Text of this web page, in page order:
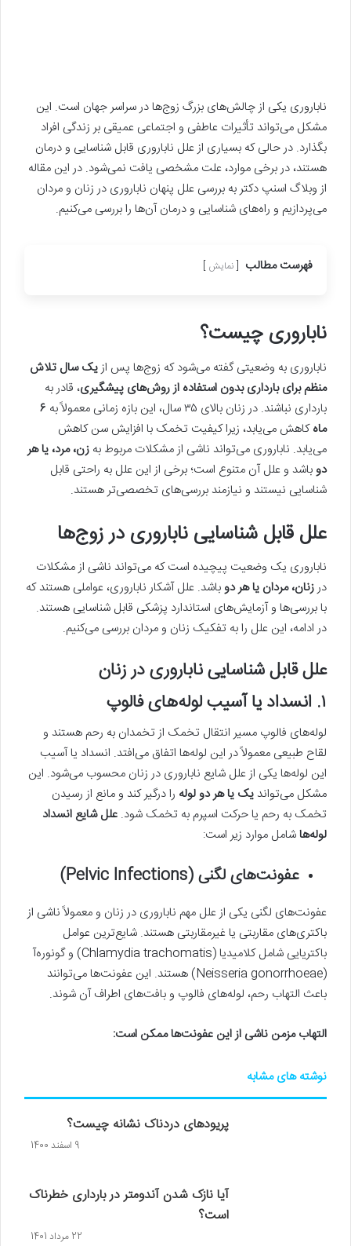
ناباروری یکی از چالش‌های بزرگ زوج‌ها در سراسر جهان است. این
مشکل می‌تواند تأثیرات عاطفی و اجتماعی عمیقی بر زندگی افراد
بگذارد. در حالی که بسیاری از علل ناباروری قابل شناسایی و درمان
هستند، در برخی موارد، علت مشخصی یافت نمی‌شود. در این مقاله
از وبلاگ اسنپ‌ دکتر به بررسی علل پنهان ناباروری در زنان و مردان
می‌پردازیم و راه‌های شناسایی و درمان آن‌ها را بررسی می‌کنیم.
فهرست مطالب نمایش
ناباروری چیست؟
ناباروری به وضعیتی گفته می‌شود که زوج‌ها پس ازیک سال تلاش
منظم برای بارداری بدون استفاده از روش‌های پیشگیری، قادر به
بارداری نباشند. در زنان بالای ۳۵ سال، این بازه زمانی معمولاً به
۶
ماهکاهش می‌یابد، زیرا کیفیت تخمک با افزایش سن کاهش
می‌یابد. ناباروری می‌تواند ناشی از مشکلات مربوط به زن، مرد، یا هر
دو باشد و علل آن متنوع است؛ برخی از این علل به راحتی قابل
شناسایی نیستند و نیازمند بررسی‌های تخصصی‌تر هستند.
علل قابل شناساییناباروری در زوج‌ها
ناباروری یک وضعیت پیچیده است که می‌تواند ناشی از مشکلات
درزنان، مردان یا هر دوباشد. علل آشکار ناباروری، عواملی هستند که
با بررسی‌ها و آزمایش‌های استاندارد پزشکی قابل شناسایی هستند.
در ادامه، این علل را به تفکیک زنان و مردان بررسی می‌کنیم.
علل قابل شناسایی ناباروری در زنان
۱. انسداد یا آسیب لوله‌های فالوپ
لوله‌های فالوپ مسیر انتقال تخمک از تخمدان به رحم هستند و
لقاح طبیعی معمولاً در این لوله‌ها اتفاق می‌افتد. انسداد یا آسیب
این لوله‌ها یکی از علل شایع ناباروری در زنان محسوب می‌شود. این
مشکل می‌تواندیک یا هر دو لوله را درگیر کند و مانع از رسیدن
تخمک به رحم یا حرکت اسپرم به تخمک شود. علل شایع انسداد
لوله‌هاشامل موارد زیر است:
عفونت‌های لگنی(Pelvic Infections)
عفونت‌های لگنی یکی از علل مهم ناباروری در زنان و معمولاً ناشی از
باکتری‌های مقاربتی یا غیرمقاربتی هستند. شایع‌ترین عوامل
باکتریایی شامل کلامیدیا (Chlamydia trachomatis) و گونوره‌آ
(Neisseria gonorrhoeae) هستند. این عفونت‌ها می‌توانند
باعث التهاب رحم، لوله‌های فالوپ و بافت‌های اطراف آن شوند.
التهاب مزمن ناشی از این عفونت‌ها ممکن است:
نوشته های مشابه
پریودهای دردناک نشانه چیست؟
9 اسفند 1400
آیا نازک شدن آندومتر در بارداری خطرناک
است؟
22 مرداد 1401